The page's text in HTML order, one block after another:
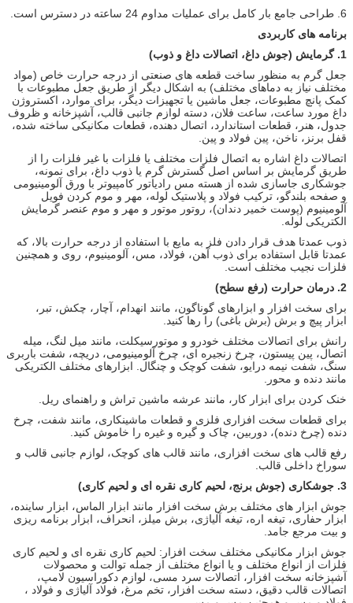
6. طراحی جامع بار کامل برای عملیات مداوم 24 ساعته در دسترس است.
برنامه های کاربردی
1. گرمایش (جوش داغ، اتصالات داغ و ذوب)
جعل گرم به منظور ساخت قطعه های صنعتی از درجه حرارت خاص (مواد
مختلف نیاز به دماهای مختلف) به اشکال دیگر از طریق جعل مطبوعات با
کمک پانچ مطبوعات، جعل ماشین یا تجهیزات دیگر، برای موارد، اکستروژن
داغ مورد ساعت، ساعت فلان، دسته لوازم جانبی قالب، آشپزخانه و ظروف
جدول، هنر، قطعات استاندارد، اتصال دهنده، قطعات مکانیکی ساخته شده،
قفل برنز، ناخن، پین فولاد و پین.
اتصالات داغ اشاره به اتصال فلزات مختلف یا فلزات با غیر فلزات را از
طریق گرمایش بر اساس اصل گسترش گرم یا ذوب داغ، برای نمونه،
جوشکاری جاسازی شده از هسته مس رادیاتور کامپیوتر با ورق آلومینیومی
و صفحه بلندگو، ترکیب فولاد و پلاستیک لوله، مهر و موم کردن فویل
آلومینیوم (پوست خمیر دندان)، روتور موتور و مهر و موم عنصر گرمایش
الکتریکی لوله.
ذوب عمدتا هدف قرار دادن فلز به مایع با استفاده از درجه حرارت بالا، که
عمدتا قابل استفاده برای ذوب آهن، فولاد، مس، آلومینیوم، روی و همچنین
فلزات نجیب مختلف است.
2. درمان حرارت (رفع سطح)
برای سخت افزار و ابزارهای گوناگون، مانند انهدام، آچار، چکش، تبر،
ابزار پیچ و برش (برش باغی) را رها کنید.
رانش برای اتصالات مختلف خودرو و موتورسیکلت، مانند میل لنگ، میله
اتصال، پین پیستون، چرخ زنجیره ای، چرخ آلومینیومی، دریچه، شفت باربری
سنگ، شفت نیمه درایو، شفت کوچک و چنگال. ابزارهای مختلف الکتریکی
مانند دنده و محور.
خنک کردن برای ابزار کار، مانند عرشه ماشین تراش و راهنمای ریل.
برای قطعات سخت افزاری فلزی و قطعات ماشینکاری، مانند شفت، چرخ
دنده (چرخ دنده)، دوربین، چاک و گیره و غیره را خاموش کنید.
رفع قالب های سخت افزاری، مانند قالب های کوچک، لوازم جانبی قالب و
سوراخ داخلی قالب.
3. جوشکاری (جوش برنج، لحیم کاری نقره ای و لحیم کاری)
جوش ابزار های مختلف برش سخت افزار مانند ابزار الماس، ابزار ساینده،
ابزار حفاری، تیغه اره، تیغه آلیاژی، برش میلز، انحراف، ابزار برنامه ریزی
و بیت مرجع جامد.
جوش ابزار مکانیکی مختلف سخت افزار: لحیم کاری نقره ای و لحیم کاری
فلزات از انواع مختلف و یا انواع مختلف از جمله توالت و محصولات
آشپزخانه سخت افزار، اتصالات سرد مسی، لوازم دکوراسیون لامپ،
اتصالات قالب دقیق، دسته سخت افزار، تخم مرغ، فولاد آلیاژی و فولاد ،